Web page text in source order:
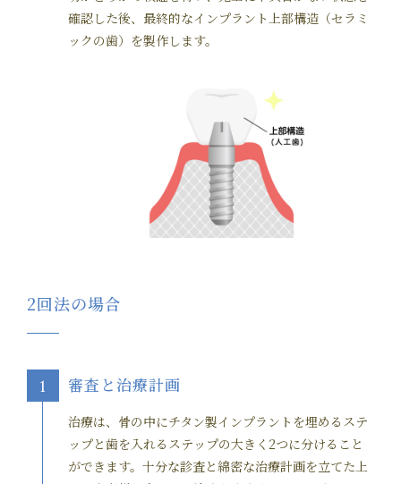
確認した後、最終的なインプラント上部構造（セラミ
ックの歯）を製作します。
2回法の場合
1 審査と治療計画
治療は、骨の中にチタン製インプラントを埋めるステ
ップと歯を入れるステップの大きく2つに分けること
ができます。十分な診査と綿密な治療計画を立てた上